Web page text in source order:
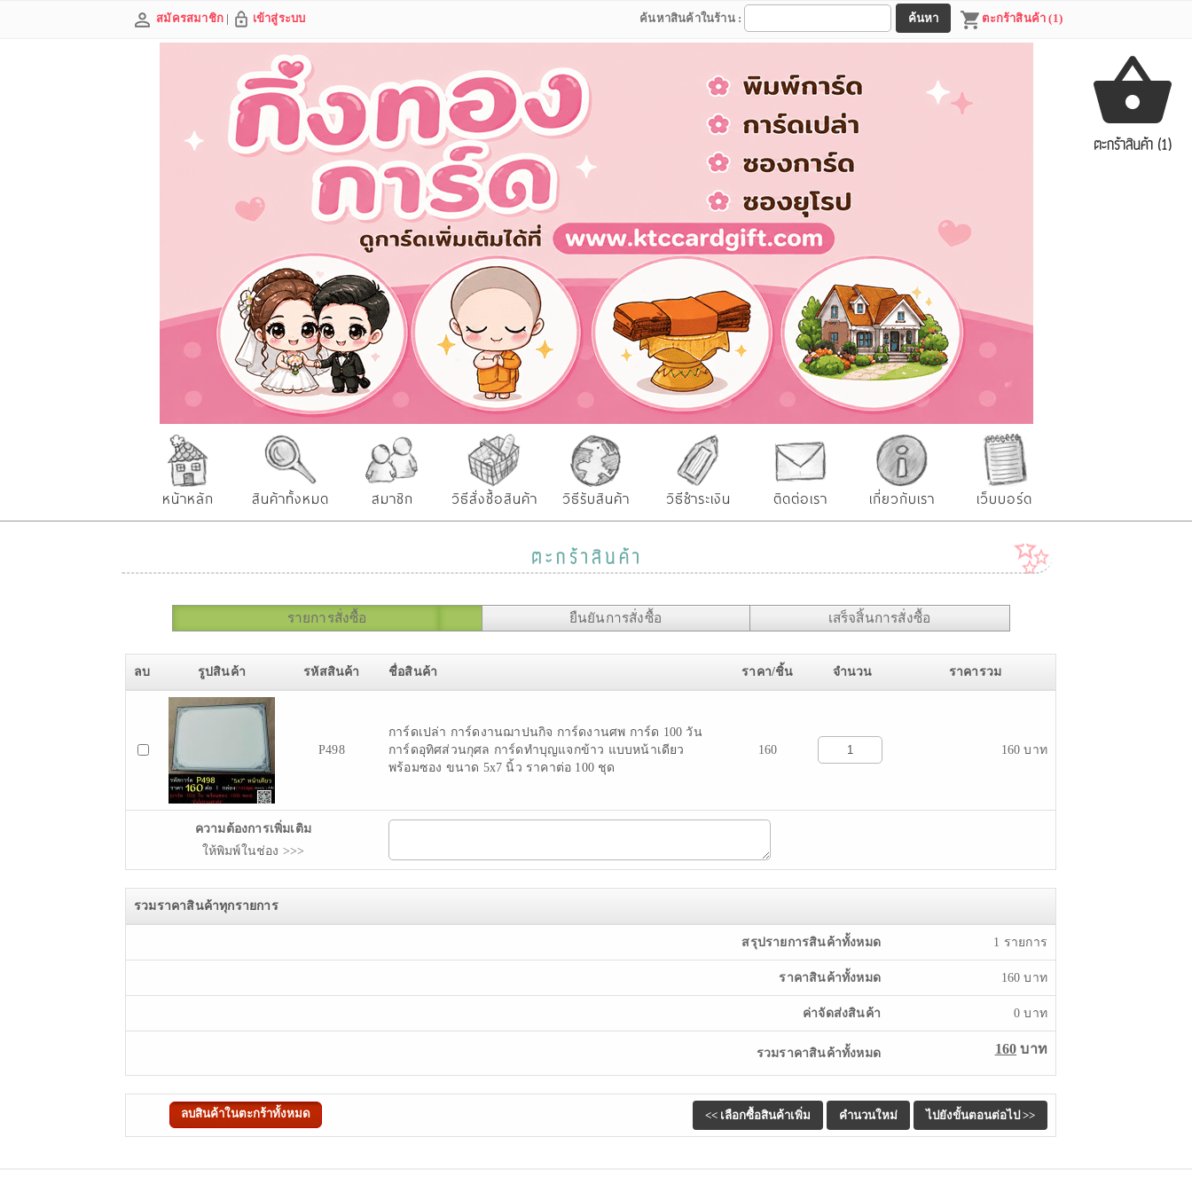
ตะกร้าสินค้า (1)
สมัครสมาชิก | เข้าสู่ระบบ ค้นหาสินค้าในร้าน :
ตะกร้าสินค้า (1)
หน้าหลัก สินค้าทั้งหมด สมาชิก วิธีสั่งซื้อสินค้า วิธีรับสินค้า วิธีชำระเงิน ติดต่อเรา เกี่ยวกับเรา เว็บบอร์ด
ตะกร้าสินค้า
รายการสั่งซื้อ ยืนยันการสั่งซื้อ เสร็จสิ้นการสั่งซื้อ
ลบ รูปสินค้า รหัสสินค้า ชื่อสินค้า ราคา/ชิ้น จำนวน ราคารวม
P498
การ์ดเปล่า การ์ดงานฌาปนกิจ การ์ดงานศพ การ์ด 100 วัน
การ์ดอุทิศส่วนกุศล การ์ดทำบุญแจกข้าว แบบหน้าเดียว
พร้อมซอง ขนาด 5x7 นิ้ว ราคาต่อ 100 ชุด
160 160 บาท
ความต้องการเพิ่มเติม
ให้พิมพ์ในช่อง >>>
รวมราคาสินค้าทุกรายการ
สรุปรายการสินค้าทั้งหมด 1 รายการ
ราคาสินค้าทั้งหมด 160 บาท
ค่าจัดส่งสินค้า 0บาท
รวมราคาสินค้าทั้งหมด 160 บาท